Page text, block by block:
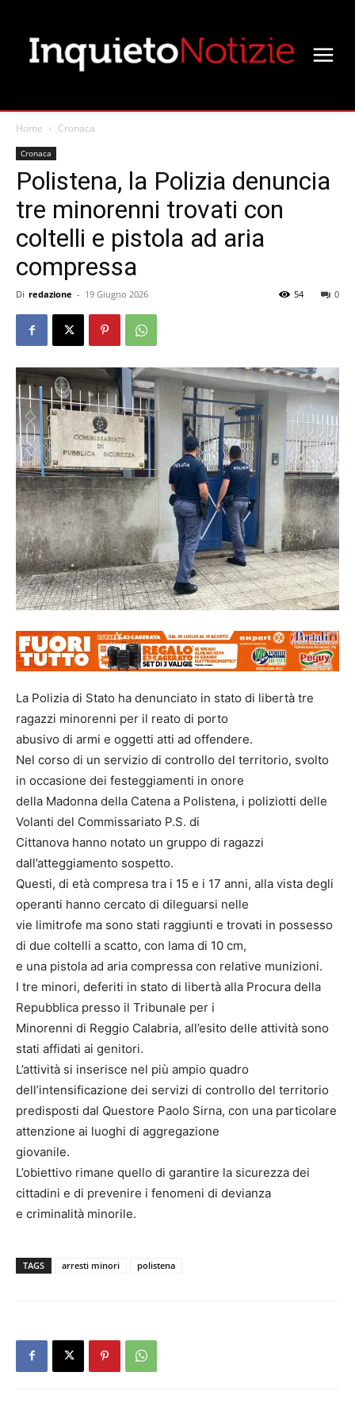
Home Cronaca
Cronaca
Polistena, la Polizia denuncia
tre minorenni trovati con
coltelli e pistola ad aria
compressa
Di redazione - 19 Giugno 2026 0
54
La Polizia di Stato ha denunciato in stato di libertà tre
ragazzi minorenni per il reato di porto
abusivo di armi e oggetti atti ad offendere.
Nel corso di un servizio di controllo del territorio, svolto
in occasione dei festeggiamenti in onore
della Madonna della Catena a Polistena, i poliziotti delle
Volanti del Commissariato P.S. di
Cittanova hanno notato un gruppo di ragazzi
dall’atteggiamento sospetto.
Questi, di età compresa tra i 15 e i 17 anni, alla vista degli
operanti hanno cercato di dileguarsi nelle
vie limitrofe ma sono stati raggiunti e trovati in possesso
di due coltelli a scatto, con lama di 10 cm,
e una pistola ad aria compressa con relative munizioni.
I tre minori, deferiti in stato di libertà alla Procura della
Repubblica presso il Tribunale per i
Minorenni di Reggio Calabria, all’esito delle attività sono
stati affidati ai genitori.
L’attività si inserisce nel più ampio quadro
dell’intensificazione dei servizi di controllo del territorio
predisposti dal Questore Paolo Sirna, con una particolare
attenzione ai luoghi di aggregazione
giovanile.
L’obiettivo rimane quello di garantire la sicurezza dei
cittadini e di prevenire i fenomeni di devianza
e criminalità minorile.
TAGS arresti minori polistena